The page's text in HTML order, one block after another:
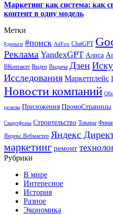
Маркетинг как система: как
контент в одну модель
Метки
#деньги #поиск AdFox ChatGPT
Реклама YandexGPT Алиса
ВКонтакте Видео Выдача Дзен
Исследования Маркетплейс
Новости компаний
релизы Приложения ПромоСтраницы
Смартфоны Строительство Товары
Яндекс.Вебмастер Яндекс
маркетинг ремонт
Рубрики
В мире
Интересное
История
Разное
Экономика